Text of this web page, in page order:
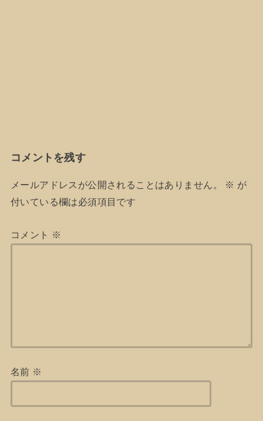
コメントを残す
メールアドレスが公開されることはありません。 ※ が
付いている欄は必須項目です
コメント ※
名前 ※